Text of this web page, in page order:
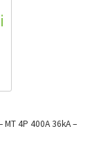
4P 400A 36kA –